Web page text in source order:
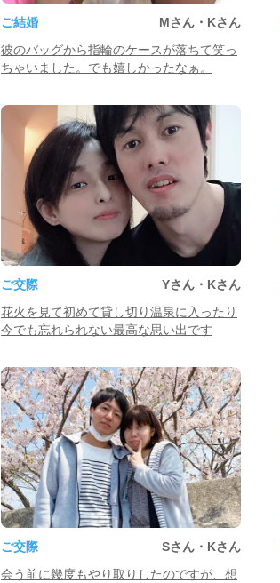
ご結婚
Mさん・Kさん
彼のバッグから指輪のケースが落ちて笑っ
ちゃいました。でも嬉しかったなぁ。
ご交際
Yさん・Kさん
花火を見て初めて貸し切り温泉に入ったり
今でも忘れられない最高な思い出です
ご交際
Sさん・Kさん
会う前に幾度もやり取りしたのですが、想